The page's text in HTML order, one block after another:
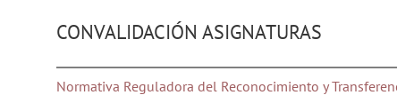
CONVALIDACIÓN ASIGNATURAS
Normativa Reguladora del Reconocimiento y